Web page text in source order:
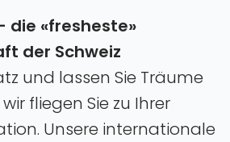
die «fresheste»
der Schweiz
und lassen Sie Träume
fliegen Sie zu Ihrer
Unsere internationale